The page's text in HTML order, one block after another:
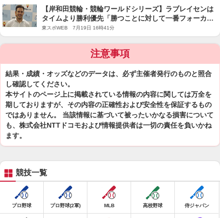
【岸和田競輪・競輪ワールドシリーズ】ラブレイセンは
タイムより勝利優先「勝つことに対して一番フォーカス
している」
東スポWEB 7月19日 16時41分
注意事項
結果・成績・オッズなどのデータは、必ず主催者発行のものと照合
し確認してください。
本サイトのページ上に掲載されている情報の内容に関しては万全を
期しておりますが、その内容の正確性および安全性を保証するもの
ではありません。 当該情報に基づいて被ったいかなる損害について
も、株式会社NTTドコモおよび情報提供者は一切の責任を負いかね
ます。
競技一覧
プロ野球 プロ野球(2軍) MLB 高校野球 侍ジャパン